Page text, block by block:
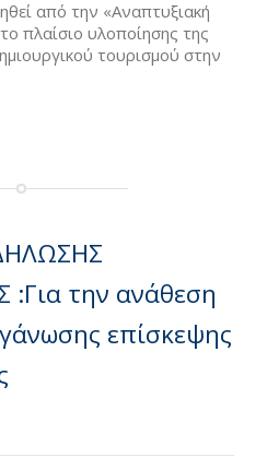
από την «Αναπτυξιακή
πλαίσιο υλοποίησης της
τουρισμού στην
την ανάθεση
επίσκεψης